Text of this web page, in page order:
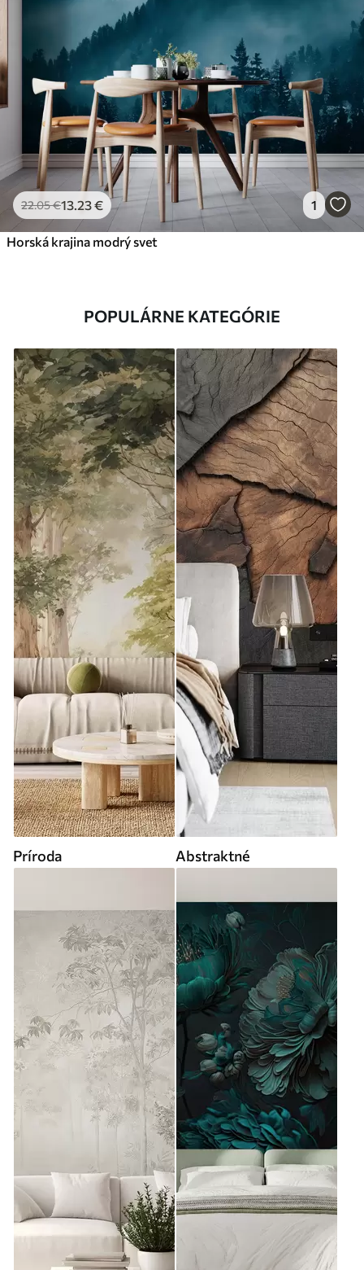
22.05€13.23€ 1
Horská krajina modrý svet
POPULÁRNE KATEGÓRIE
Príroda Abstraktné